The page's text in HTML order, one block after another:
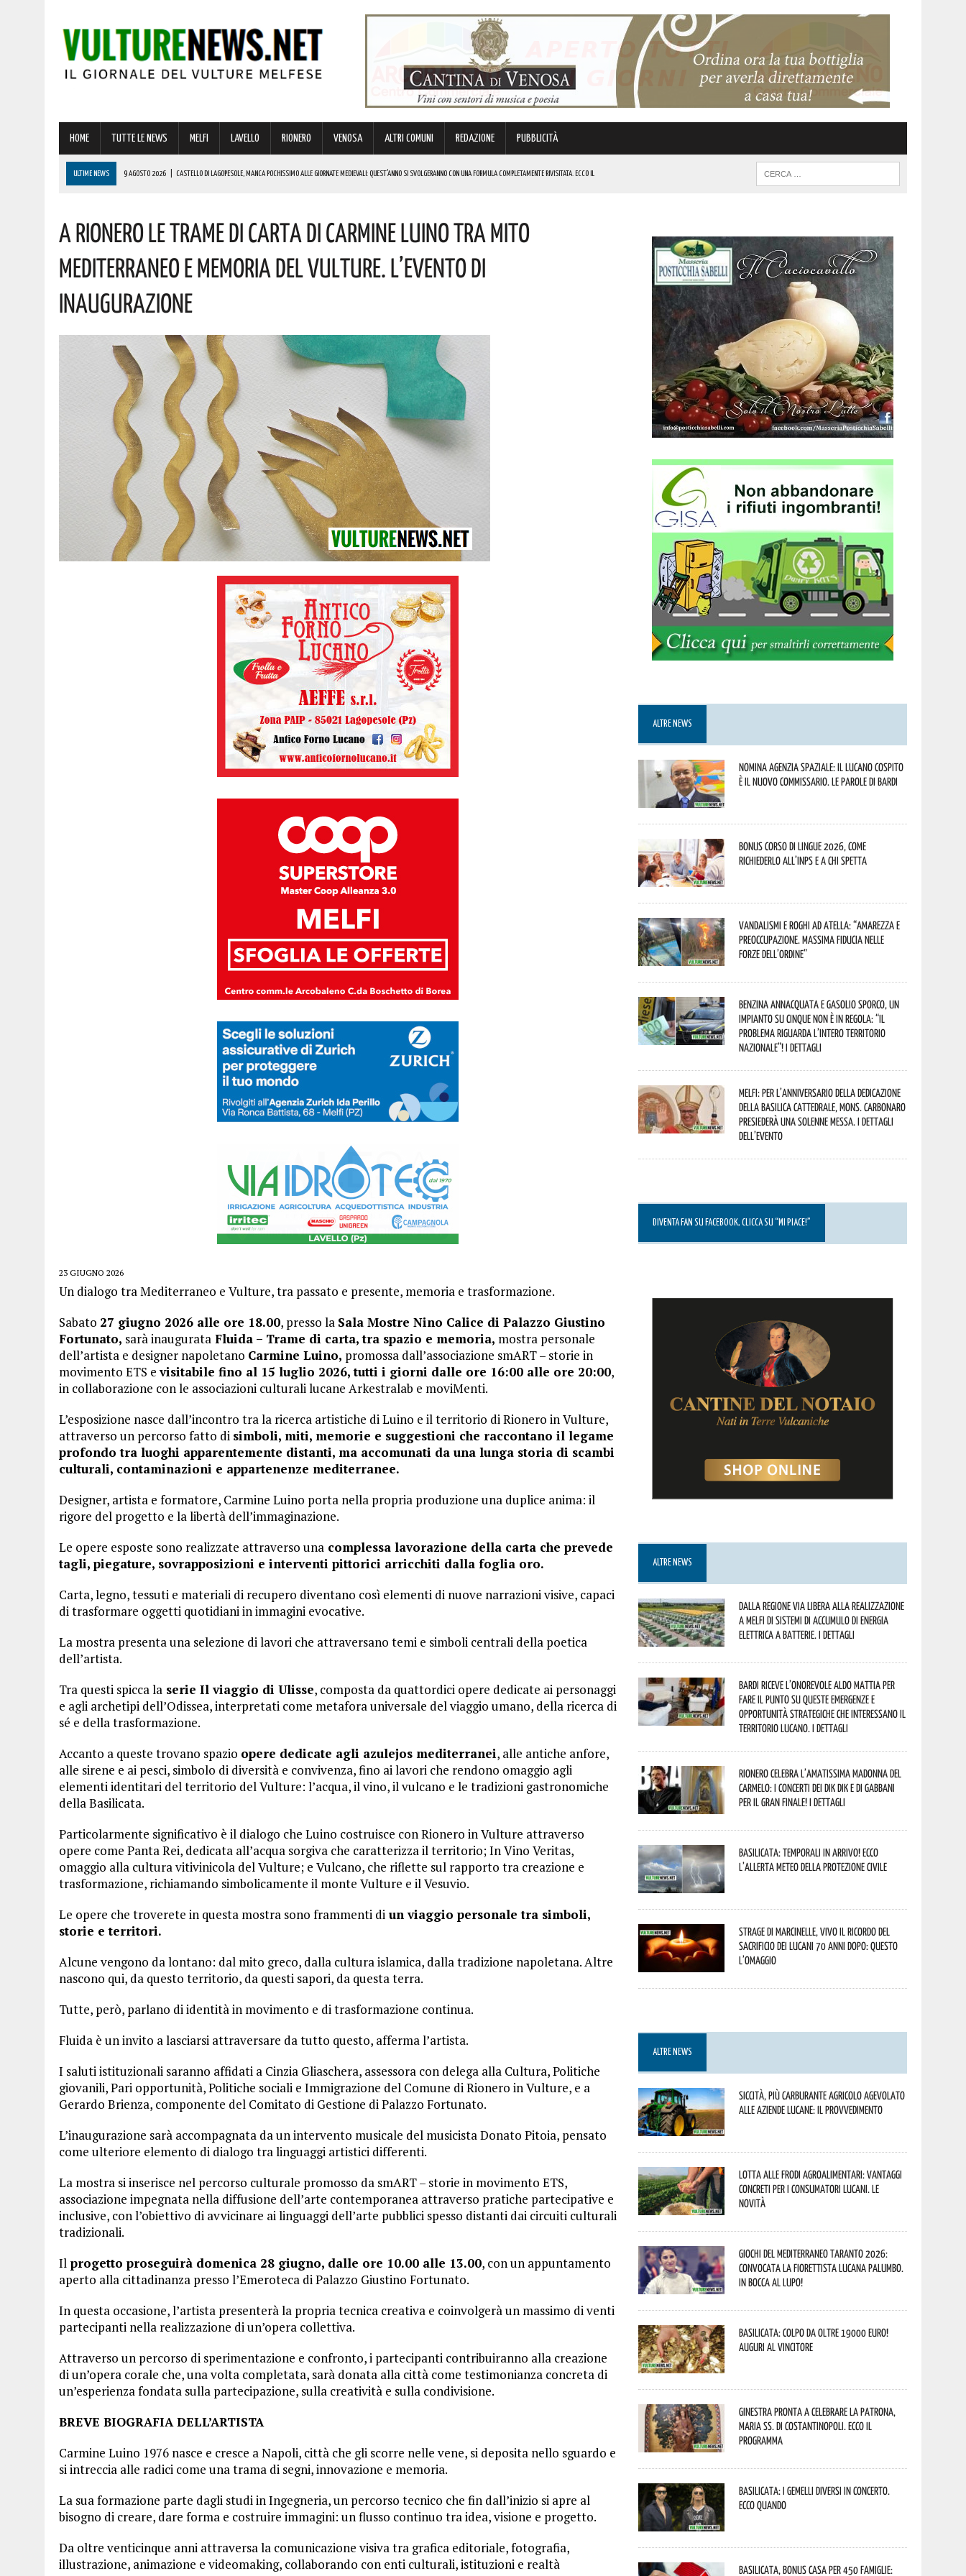
HOME TUTTE LE NEWS MELFI LAVELLO RIONERO VENOSA ALTRI COMUNI REDAZIONE PUBBLICITÀ
ULTIME NEWS 9 AGOSTO 2026 CASTELLO DI LAGOPESOLE, MANCA POCHISSIMO ALLE GIORNATE MEDIEVALI: QUEST’ANNO SI SVOLGERANNO CON UNA FORMULA COMPLETAMENTE RIVISITATA. ECCO IL
8 AGOSTO 2026 | BASILICATA, BRUTTO INCIDENTE SU QUESTA STRADA! ELIAMBULANZA SUL POSTO
8 AGOSTO 2026 | FERRERO ASSUME OPERAI SENZA ESPERIENZA: COME PRESENTARE LA DOMANDA
9 AGOSTO 2026 | A MONDI LUCANI PREMIATA MICHELA GRIMOLIZZI DI BARILE, RESIDENTE A MILANO: METTERÀ A DISPOSIZIONE DEL TERRITORIO LE SUE ESPERIENZE E RELAZIONI. COMPLIMENTI
A Rionero Le Trame Di Carta Di Carmine Luino Tra Mito
Mediterraneo E Memoria Del Vulture. L’evento Di
Inaugurazione
23 GIUGNO 2026
Un dialogo tra Mediterraneo e Vulture, tra passato e presente, memoria e trasformazione.
Sabato 27 giugno 2026 alle ore 18.00, presso la Sala Mostre Nino Calice di Palazzo Giustino
Fortunato, sarà inaugurata Fluida – Trame di carta, tra spazio e memoria, mostra personale
dell’artista e designer napoletano Carmine Luino, promossa dall’associazione smART – storie in
movimento ETS evisitabile fino al 15 luglio 2026, tutti i giorni dalle ore 16:00 alle ore 20:00,
in collaborazione con le associazioni culturali lucane Arkestralab e moviMenti.
L’esposizione nasce dall’incontro tra la ricerca artistiche di Luino e il territorio di Rionero in Vulture,
attraverso un percorso fatto di simboli, miti, memorie e suggestioni che raccontano il legame
profondo tra luoghi apparentemente distanti, ma accomunati da una lunga storia di scambi
culturali, contaminazioni e appartenenze mediterranee.
Designer, artista e formatore, Carmine Luino porta nella propria produzione una duplice anima: il
rigore del progetto e la libertà dell’immaginazione.
Le opere esposte sono realizzate attraverso una complessa lavorazione della carta che prevede
tagli, piegature, sovrapposizioni e interventi pittorici arricchiti dalla foglia oro.
Carta, legno, tessuti e materiali di recupero diventano così elementi di nuove narrazioni visive, capaci
di trasformare oggetti quotidiani in immagini evocative.
La mostra presenta una selezione di lavori che attraversano temi e simboli centrali della poetica
dell’artista.
Tra questi spicca la serie Il viaggio di Ulisse, composta da quattordici opere dedicate ai personaggi
e agli archetipi dell’Odissea, interpretati come metafora universale del viaggio umano, della ricerca di
sé e della trasformazione.
Accanto a queste trovano spazio opere dedicate agli azulejos mediterranei, alle antiche anfore,
alle sirene e ai pesci, simbolo di diversità e convivenza, fino ai lavori che rendono omaggio agli
elementi identitari del territorio del Vulture: l’acqua, il vino, il vulcano e le tradizioni gastronomiche
della Basilicata.
Particolarmente significativo è il dialogo che Luino costruisce con Rionero in Vulture attraverso
opere come Panta Rei, dedicata all’acqua sorgiva che caratterizza il territorio; In Vino Veritas,
omaggio alla cultura vitivinicola del Vulture; e Vulcano, che riflette sul rapporto tra creazione e
trasformazione, richiamando simbolicamente il monte Vulture e il Vesuvio.
Le opere che troverete in questa mostra sono frammenti di un viaggio personale tra simboli,
storie e territori.
Alcune vengono da lontano: dal mito greco, dalla cultura islamica, dalla tradizione napoletana. Altre
nascono qui, da questo territorio, da questi sapori, da questa terra.
Tutte, però, parlano di identità in movimento e di trasformazione continua.
Fluida è un invito a lasciarsi attraversare da tutto questo, afferma l’artista.
I saluti istituzionali saranno affidati a Cinzia Gliaschera, assessora con delega alla Cultura, Politiche
giovanili, Pari opportunità, Politiche sociali e Immigrazione del Comune di Rionero in Vulture, e a
Gerardo Brienza, componente del Comitato di Gestione di Palazzo Fortunato.
L’inaugurazione sarà accompagnata da un intervento musicale del musicista Donato Pitoia, pensato
come ulteriore elemento di dialogo tra linguaggi artistici differenti.
La mostra si inserisce nel percorso culturale promosso da smART – storie in movimento ETS,
associazione impegnata nella diffusione dell’arte contemporanea attraverso pratiche partecipative e
inclusive, con l’obiettivo di avvicinare ai linguaggi dell’arte pubblici spesso distanti dai circuiti culturali
tradizionali.
Il progetto proseguirà domenica 28 giugno, dalle ore 10.00 alle 13.00, con un appuntamento
aperto alla cittadinanza presso l’Emeroteca di Palazzo Giustino Fortunato.
In questa occasione, l’artista presenterà la propria tecnica creativa e coinvolgerà un massimo di venti
partecipanti nella realizzazione di un’opera collettiva.
Attraverso un percorso di sperimentazione e confronto, i partecipanti contribuiranno alla creazione
di un’opera corale che, una volta completata, sarà donata alla città come testimonianza concreta di
un’esperienza fondata sulla partecipazione, sulla creatività e sulla condivisione.
BREVE BIOGRAFIA DELL’ARTISTA
Carmine Luino 1976 nasce e cresce a Napoli, città che gli scorre nelle vene, si deposita nello sguardo e
si intreccia alle radici come una trama di segni, innovazione e memoria.
La sua formazione parte dagli studi in Ingegneria, un percorso tecnico che fin dall’inizio si apre al
bisogno di creare, dare forma e costruire immagini: un flusso continuo tra idea, visione e progetto.
Da oltre venticinque anni attraversa la comunicazione visiva tra grafica editoriale, fotografia,
illustrazione, animazione e videomaking, collaborando con enti culturali, istituzioni e realtà
ALTRE NEWS
Nomina Agenzia Spaziale: il lucano Cospito
è il nuovo commissario. Le parole di Bardi
Bonus corso di lingue 2026, come
richiederlo all’INPS e a chi spetta
Vandalismi e roghi ad Atella: “Amarezza e
preoccupazione. Massima fiducia nelle
Forze dell’Ordine”
Benzina annacquata e gasolio sporco, un
impianto su cinque non è in regola: “il
problema riguarda l’intero territorio
Nazionale”! I dettagli
Melfi: per l’anniversario della Dedicazione
della Basilica Cattedrale, Mons. Carbonaro
presiederà una solenne messa. I dettagli
dell’evento
DIVENTA FAN SU FACEBOOK, CLICCA SU “MI PIACE!”
ALTRE NEWS
Dalla Regione via libera alla realizzazione
a Melfi di sistemi di accumulo di energia
elettrica a batterie. I dettagli
Bardi riceve l’onorevole Aldo Mattia per
fare il punto su queste emergenze e
opportunità strategiche che interessano il
territorio lucano. I dettagli
Rionero celebra l’amatissima Madonna del
Carmelo: i concerti dei DIK DIK e di Gabbani
per il gran finale! I dettagli
Basilicata: temporali in arrivo! Ecco
l’allerta meteo della Protezione civile
Strage di Marcinelle, vivo il ricordo del
sacrificio dei lucani 70 anni dopo: questo
l’omaggio
ALTRE NEWS
Siccità, più carburante agricolo agevolato
alle aziende lucane: il provvedimento
Lotta alle frodi agroalimentari: vantaggi
concreti per i consumatori lucani. Le
novità
Giochi del Mediterraneo Taranto 2026:
convocata la fiorettista lucana Palumbo.
In bocca al lupo!
Basilicata: colpo da oltre 19000 Euro!
Auguri al vincitore
Ginestra pronta a celebrare la Patrona,
Maria SS. di Costantinopoli. Ecco il
programma
Basilicata: i Gemelli DiVersi in concerto.
Ecco quando
Basilicata, Bonus casa per 450 famiglie: